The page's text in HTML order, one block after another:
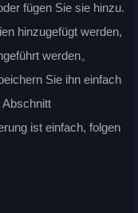
fügen Sie sie hinzu.
hinzugefügt werden,
werden。
Sie ihn einfach
Abschnitt
ist einfach, folgen